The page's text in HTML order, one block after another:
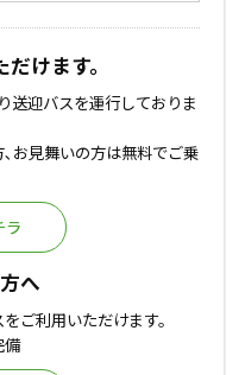
けます。
送迎バスを運行しておりま
お見舞いの方は無料でご乗
ラ
へ
ご利用いただけます。
備